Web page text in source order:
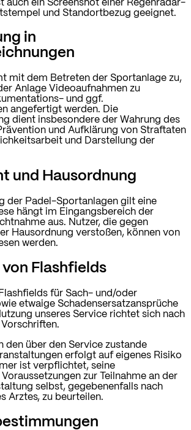
auch ein Screenshot einer Regenradar-
und Standortbezug geeignet.
in
mit dem Betreten der Sportanlage zu,
Anlage Videoaufnahmen zu
und ggf.
angefertigt werden. Die
dient insbesondere der Wahrung des
und Aufklärung von Straftaten
und Darstellung der
und Hausordnung
der Padel-Sportanlagen gilt eine
hängt im Eingangsbereich der
aus. Nutzer, die gegen
Hausordnung verstoßen, können von
werden.
von Flashfields
für Sach- und/oder
etwaige Schadensersatzansprüche
unseres Service richtet sich nach
den über den Service zustande
erfolgt auf eigenes Risiko
ist verpflichtet, seine
zur Teilnahme an der
selbst, gegebenenfalls nach
Arztes, zu beurteilen.